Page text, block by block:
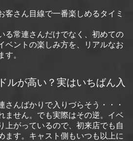
客さん目線で一番楽しめるタイミ
る常連さんだけでなく、初めての
ベントの楽しみ方を、リアルなお
す。
ルが高い？実はいちばん入
さんばかりで入りづらそう・・・
ません。でも実際はその逆。イベ
上がっているので、初来店でも自
ます。キャスト側もいつも以上に